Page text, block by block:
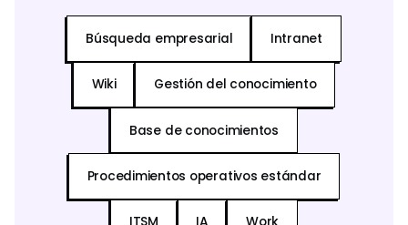
Búsqueda empresarial Intranet
Wiki Gestión del conocimiento
Base de conocimientos
Procedimientos operativos estándar